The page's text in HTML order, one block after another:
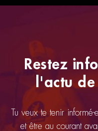
Restez
l'actu de
Tu veux te tenir
et être au courant